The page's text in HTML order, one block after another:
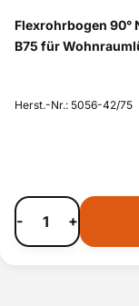
Flexrohrbogen 90°
B75 für
Herst.-Nr.: 5056-42/75
- +